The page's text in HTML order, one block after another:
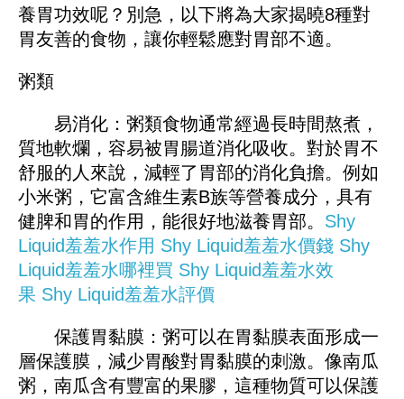
養胃功效呢？別急，以下將為大家揭曉8種對
胃友善的食物，讓你輕鬆應對胃部不適。
粥類
易消化：粥類食物通常經過長時間熬煮，
質地軟爛，容易被胃腸道消化吸收。對於胃不
舒服的人來說，減輕了胃部的消化負擔。例如
小米粥，它富含維生素B族等營養成分，具有
健脾和胃的作用，能很好地滋養胃部。 Shy
Liquid羞羞水作用 Shy Liquid羞羞水價錢 Shy
Liquid羞羞水哪裡買 Shy Liquid羞羞水效
果 Shy Liquid羞羞水評價
保護胃黏膜：粥可以在胃黏膜表面形成一
層保護膜，減少胃酸對胃黏膜的刺激。像南瓜
粥，南瓜含有豐富的果膠，這種物質可以保護